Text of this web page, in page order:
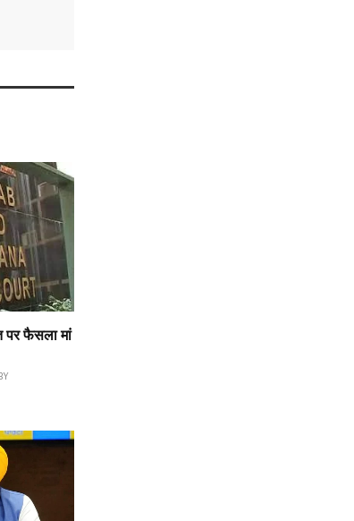
फैसला मां